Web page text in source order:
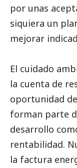
por unas
siquiera un
mejorar
El cuidado
la cuenta de
oportunidad
forman parte
desarrollo
rentabilidad.
la factura